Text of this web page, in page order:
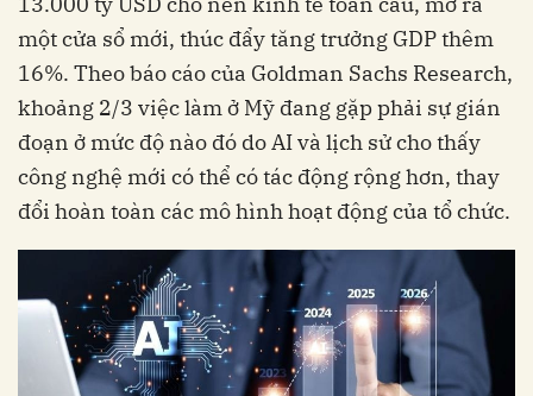
một cửa sổ mới, thúc đẩy tăng trưởng GDP thêm
16%. Theo báo cáo của Goldman Sachs Research,
khoảng 2/3 việc làm ở Mỹ đang gặp phải sự gián
đoạn ở mức độ nào đó do AI và lịch sử cho thấy
công nghệ mới có thể có tác động rộng hơn, thay
đổi hoàn toàn các mô hình hoạt động của tổ chức.